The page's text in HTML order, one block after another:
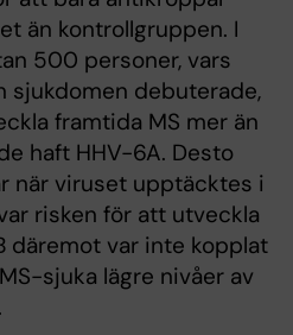
än kontrollgruppen. I
500 personer, vars
sjukdomen debuterade,
framtida MS mer än
haft HHV-6A. Desto
när viruset upptäcktes i
risken för att utveckla
däremot var inte kopplat
sjuka lägre nivåer av